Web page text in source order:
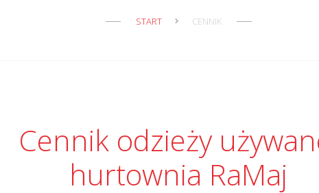
START CENNIK
Cennik odzieży
hurtownia RaMaj